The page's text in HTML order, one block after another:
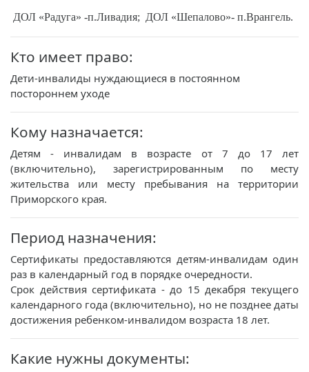
ДОЛ «Радуга» -п.Ливадия; ДОЛ «Шепалово»- п.Врангель.
Кто имеет право:
Дети-инвалиды нуждающиеся в постоянном
постороннем уходе
Кому назначается:
Детям - инвалидам в возрасте от 7 до 17 лет
(включительно), зарегистрированным по месту
жительства или месту пребывания на территории
Приморского края.
Период назначения:
Сертификаты предоставляются детям-инвалидам один
раз в календарный год в порядке очередности.
Срок действия сертификата - до 15 декабря текущего
календарного года (включительно), но не позднее даты
достижения ребенком-инвалидом возраста 18 лет.
Какие нужны документы: